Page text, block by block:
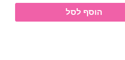
הוסף לסל